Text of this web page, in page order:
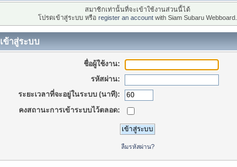
สมาชิกเท่านั้นที่จะเข้าใช้งานส่วนนี้ได้
โปรดเข้าสู่ระบบ หรือ register an account with Siam Subaru Webboard.
เข้าสู่ระบบ
ชื่อผู้ใช้งาน:
รหัสผ่าน:
ระยะเวลาที่จะอยู่ในระบบ (นาที):
คงสถานะการเข้าระบบไว้ตลอด:
ลืมรหัสผ่าน?